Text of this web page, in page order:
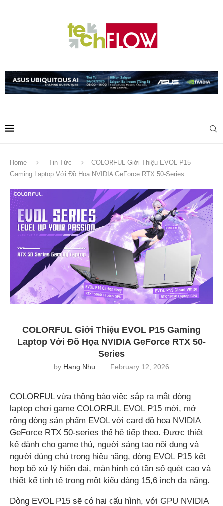
Home Tin Tức
COLORFUL Giới Thiệu EVOL P15
Gaming Laptop Với Đồ Họa NVIDIA GeForce RTX 50-Series
COLORFUL Giới Thiệu EVOL P15 Gaming
Laptop Với Đồ Họa NVIDIA GeForce RTX 50-
Series
by Hang Nhu February 12, 2026
COLORFUL vừa thông báo việc sắp ra mắt dòng
laptop chơi game COLORFUL EVOL P15 mới, mở
rộng dòng sản phẩm EVOL với card đồ họa NVIDIA
GeForce RTX 50-series thế hệ tiếp theo. Được thiết
kế dành cho game thủ, người sáng tạo nội dung và
người dùng chú trọng hiệu năng, dòng EVOL P15 kết
hợp bộ xử lý hiện đại, màn hình có tần số quét cao và
thiết kế tinh tế trong một kiểu dáng 15,6 inch đa năng.
Dòng EVOL P15 sẽ có hai cấu hình, với GPU NVIDIA